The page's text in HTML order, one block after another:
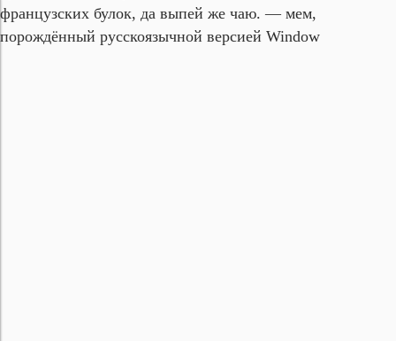
французских булок, да выпей же чаю. — мем,
порождённый русскоязычной версией Window